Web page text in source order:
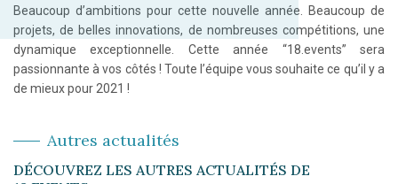
Beaucoup d’ambitions pour cette nouvelle année. Beaucoup de
projets, de belles innovations, de nombreuses compétitions, une
dynamique exceptionnelle. Cette année “18.events” sera
passionnante à vos côtés ! Toute l’équipe vous souhaite ce qu’il y a
de mieux pour 2021 !
Autres actualités
DÉCOUVREZ LES AUTRES ACTUALITÉS DE